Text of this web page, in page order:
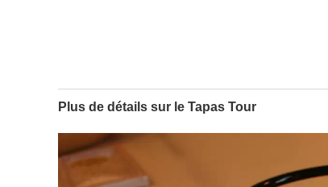
Plus de détails sur le Tapas Tour